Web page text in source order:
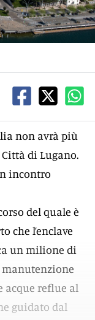
non avrà più
di Lugano.
incontro
del quale è
che l’enclave
un milione di
acque reflue al
guidato dal